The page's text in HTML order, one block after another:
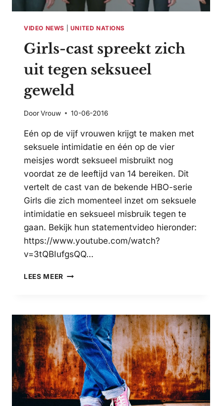
VIDEO NEWS UNITED NATIONS
Girls-cast spreekt zich
uit tegen seksueel
geweld
DoorVrouw 10-06-2016
Eén op de vijf vrouwen krijgt te maken met
seksuele intimidatie en één op de vier
meisjes wordt seksueel misbruikt nog
voordat ze de leeftijd van 14 bereiken. Dit
vertelt de cast van de bekende HBO-serie
Girls die zich momenteel inzet om seksuele
intimidatie en seksueel misbruik tegen te
gaan. Bekijk hun statementvideo hieronder:
https://www.youtube.com/watch?
v=3tQBIufgsQQ…
LEES MEER GIRLS-
UIT
TEGEN
SEKSUEEL
GEWELD